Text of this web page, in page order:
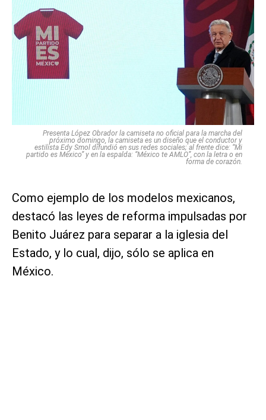
Presenta López Obrador la camiseta no oficial para la marcha del
próximo domingo, la camiseta es un diseño que el conductor y
estilista Edy Smol difundió en sus redes sociales; al frente dice: “Mi
partido es México” y en la espalda: “México te AMLO”, con la letra o en
forma de corazón.
Como ejemplo de los modelos mexicanos,
destacó las leyes de reforma impulsadas por
Benito Juárez para separar a la iglesia del
Estado, y lo cual, dijo, sólo se aplica en
México.